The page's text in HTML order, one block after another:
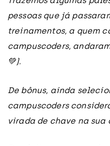
pessoas que já
treinamentos, a quem
campuscoders,
💚).
De bônus, ainda
campuscoders
virada de chave na sua